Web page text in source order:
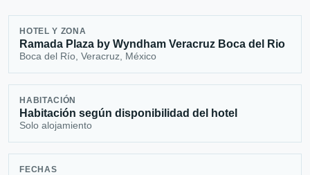
HOTEL Y ZONA
Ramada Plaza by Wyndham Veracruz Boca del Rio
Boca del Río, Veracruz, México
HABITACIÓN
Habitación según disponibilidad del hotel
Solo alojamiento
FECHAS